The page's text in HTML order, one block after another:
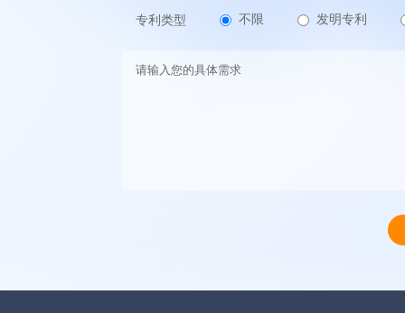
专利类型 不限 发明专利